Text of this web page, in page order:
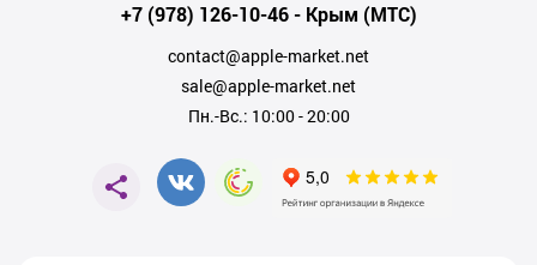
+7 (978) 126-10-46- Крым (МТС)
contact@apple-market.net
sale@apple-market.net
Пн.-Вс.: 10:00 - 20:00